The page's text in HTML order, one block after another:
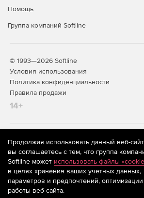
Помощь
Группа компаний Softline
© 1993—2026 Softline
Условия использования
Политика конфиденциальности
Правила продажи
14+
На информационном ресурсе
рекомендательные технологии
предоставления информации на основе
систематизации и анализа сведений,
предпочтениям пользователей сети
находящихся на территории Российской
Продолжая использовать данный веб-сайт,
вы соглашаетесь с тем, что группа
Softline может использовать файлы
в целях хранения ваших учетных данных,
параметров и предпочтений, оптимизации
работы веб-сайта.